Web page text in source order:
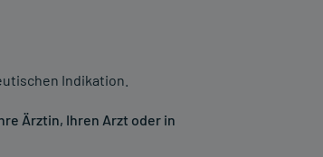
Indikation.
Ärztin, Ihren Arzt oder in